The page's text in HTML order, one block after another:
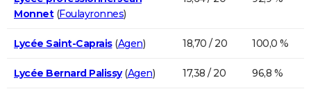
Monnet(Foulayronnes)
Lycée Saint-Caprais(Agen) 18,70 / 20 100,0 %
Lycée Bernard Palissy(Agen) 17,38 / 20 96,8 %